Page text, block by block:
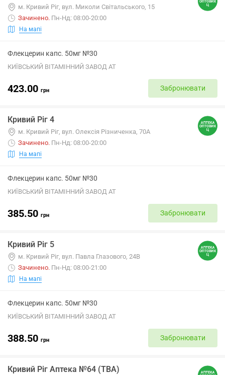
м. Кривий Ріг, вул. Миколи Світальського, 15
Зачинено. Пн-Нд: 08:00-20:00
На мапі
Флекцерин капс. 50мг №30
КИЇВСЬКИЙ ВІТАМІННИЙ ЗАВОД АТ
423.00 грн Забронювати
Кривий Ріг 4
м. Кривий Ріг, вул. Олексія Різниченка, 70А
Зачинено. Пн-Нд: 08:00-20:00
На мапі
Флекцерин капс. 50мг №30
КИЇВСЬКИЙ ВІТАМІННИЙ ЗАВОД АТ
385.50 грн Забронювати
Кривий Ріг 5
м. Кривий Ріг, вул. Павла Глазового, 24В
Зачинено. Пн-Нд: 08:00-21:00
На мапі
Флекцерин капс. 50мг №30
КИЇВСЬКИЙ ВІТАМІННИЙ ЗАВОД АТ
388.50 грн Забронювати
Кривий Ріг Аптека №64 (ТВА)